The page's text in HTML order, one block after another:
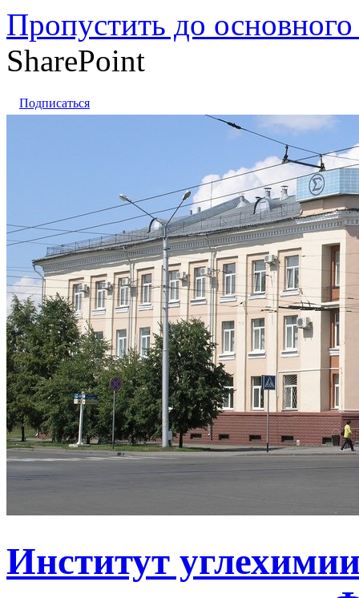
Пропустить до основного
SharePoint
Подписаться
Институт